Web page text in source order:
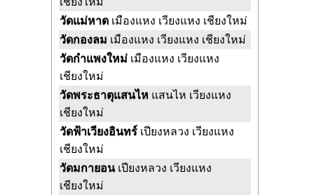
วัดแม่หาด เมืองแหง เวียงแหง เชียงใหม่
วัดกองลม เมืองแหง เวียงแหง เชียงใหม่
วัดกำแพงใหม่ เมืองแหง เวียงแหง
เชียงใหม่
วัดพระธาตุแสนไห แสนไห เวียงแหง
เชียงใหม่
วัดฟ้าเวียงอินทร์ เปียงหลวง เวียงแหง
เชียงใหม่
วัดมกายอน เปียงหลวง เวียงแหง
เชียงใหม่